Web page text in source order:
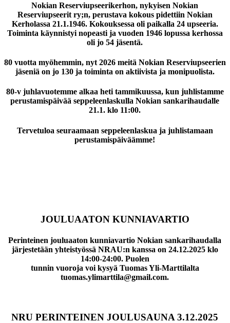
Nokian Reserviupseerikerhon, nykyisen Nokian
Reserviupseerit ry;n, perustava kokous pidettiin Nokian
Kerholassa 21.1.1946. Kokouksessa oli paikalla 24 upseeria.
Toiminta käynnistyi nopeasti ja vuoden 1946 lopussa kerhossa
oli jo 54 jäsentä.
80 vuotta myöhemmin, nyt 2026 meitä Nokian Reserviupseerien
jäseniä on jo 130 ja toiminta on aktiivista ja monipuolista.
80-v juhlavuotemme alkaa heti tammikuussa, kun juhlistamme
perustamispäivää seppeleenlaskulla Nokian sankarihaudalle
21.1. klo 11:00.
Tervetuloa seuraamaan seppeleenlaskua ja juhlistamaan
perustamispäiväämme!
JOULUAATON KUNNIAVARTIO
Perinteinen jouluaaton kunniavartio Nokian sankarihaudalla
järjestetään yhteistyössä NRAU:n kanssa on 24.12.2025 klo
14:00-24:00. Puolen
tunnin vuoroja voi kysyä Tuomas Yli-Marttilalta
tuomas.ylimarttila@gmail.com.
NRU PERINTEINEN JOULUSAUNA 3.12.2025